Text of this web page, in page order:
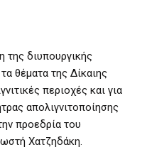
της διυπουργικής
θέματα της Δίκαιης
περιοχές και για
απολιγνιτοποίησης
προεδρία του
Χατζηδάκη.